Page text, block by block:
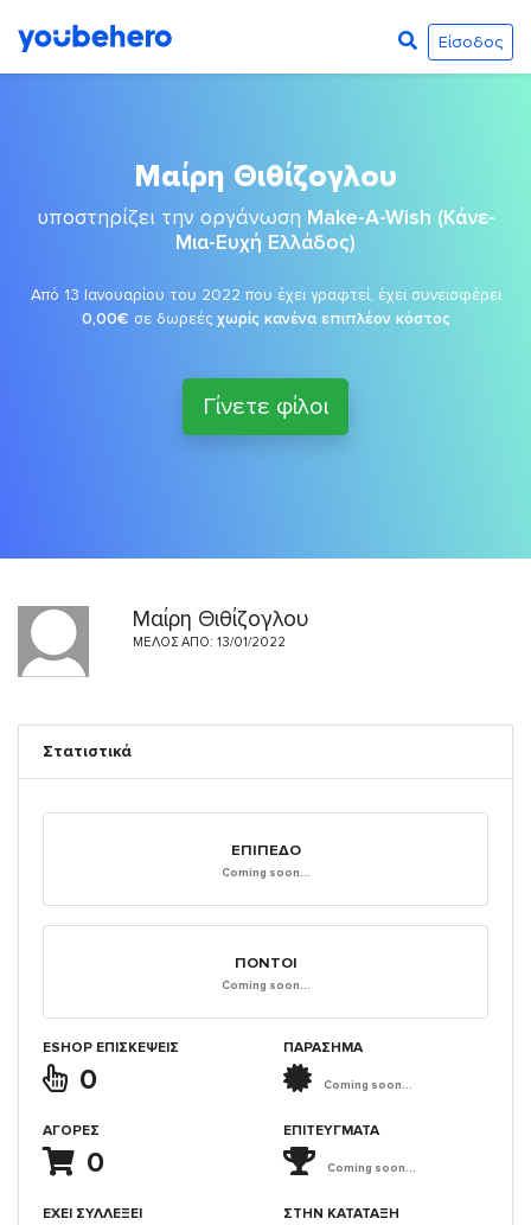
Είσοδος
Μαίρη Θιθίζογλου
υποστηρίζει την οργάνωση Make-A-Wish (Κάνε-
Μια-Ευχή Ελλάδος)
Από 13 Ιανουαρίου του 2022 που έχει γραφτεί, έχει συνεισφέρει
0,00€ σε δωρεές χωρίς κανένα επιπλέον κόστος
Γίνετε φίλοι
Μαίρη Θιθίζογλου
ΜΈΛΟΣ ΑΠΌ: 13/01/2022
Στατιστικά
ΕΠΊΠΕΔΟ
Coming soon...
ΠΌΝΤΟΙ
Coming soon...
ESHOP ΕΠΙΣΚΈΨΕΙΣ
0
ΑΓΟΡΈΣ
0
ΈΧΕΙ ΣΥΛΛΈΞΕΙ
ΠΑΡΑΣΗΜΑ
Coming soon...
ΕΠΙΤΕΎΓΜΑΤΑ
Coming soon...
ΣΤΗΝ ΚΑΤΆΤΑΞΗ